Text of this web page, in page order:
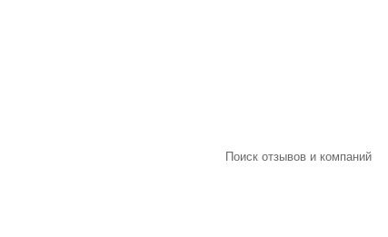
Поиск отзывов и компаний